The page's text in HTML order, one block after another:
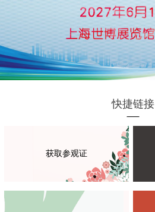
快捷链接
获取参观证